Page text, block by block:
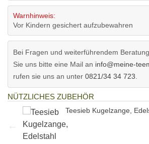
Warnhinweis:
Vor Kindern gesichert aufzubewahren
Bei Fragen und weiterführendem
Sie uns bitte eine Mail an info@meine-
rufen sie uns an unter 0821/34 34 723
NÜTZLICHES ZUBEHÖR
Teesieb Kugelzange,